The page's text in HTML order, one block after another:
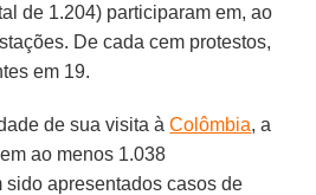
de 1.204) participaram em, ao
De cada cem protestos,
em 19.
de sua visita àColômbia, a
ao menos 1.038
sido apresentados casos de